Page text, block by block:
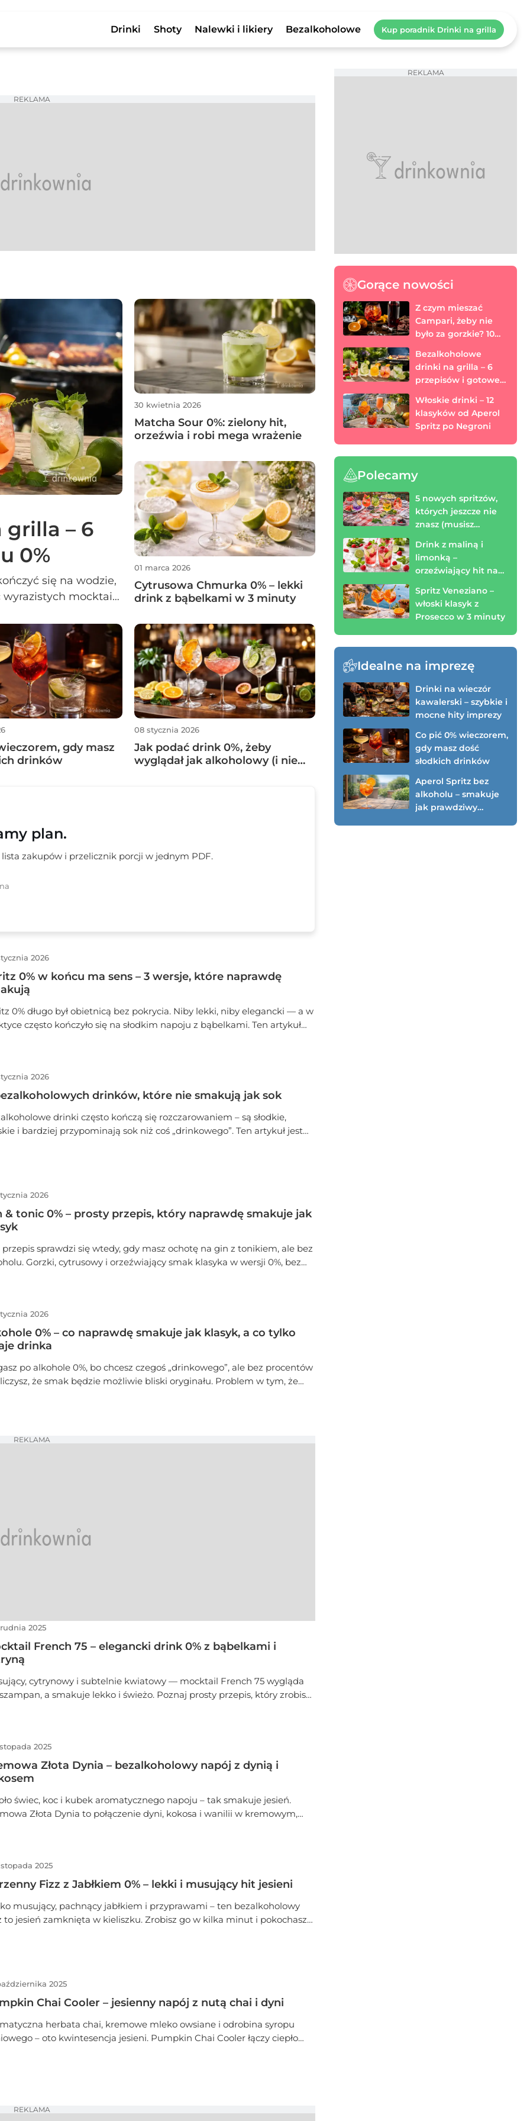
Drinki Shoty Nalewki i likiery Bezalkoholowe Kup poradnik Drinki na grilla
REKLAMA
– 6
0%
się na wodzie,
wyrazistych mocktaili,
też gotowe menu
30 kwietnia 2026
Matcha Sour 0%: zielony hit,
orzeźwia i robi mega wrażenie
01 marca 2026
Cytrusowa Chmurka 0% – lekki
drink z bąbelkami w 3 minuty
gdy masz
drinków
08 stycznia 2026
Jak podać drink 0%, żeby
wyglądał jak alkoholowy (i nie
plan.
zakupów i przelicznik porcji w jednym PDF.
2026
0% w końcu ma sens – 3 wersje, które naprawdę
0% długo był obietnicą bez pokrycia. Niby lekki, niby elegancki — a w
często kończyło się na słodkim napoju z bąbelkami. Ten artykuł
bez testowania „na ślepo”.
2026
drinków, które nie smakują jak sok
drinki często kończą się rozczarowaniem – są słodkie,
i bardziej przypominają sok niż coś „drinkowego”. Ten artykuł jest
2026
& tonic 0% – prosty przepis, który naprawdę smakuje jak
przepis sprawdzi się wtedy, gdy masz ochotę na gin z tonikiem, ale bez
Gorzki, cytrusowy i orzeźwiający smak klasyka w wersji 0%, bez
2026
0% – co naprawdę smakuje jak klasyk, a co tylko
drinka
po alkohole 0%, bo chcesz czegoś „drinkowego”, ale bez procentów
że smak będzie możliwie bliski oryginału. Problem w tym, że
REKLAMA
2025
French 75 – elegancki drink 0% z bąbelkami i
cytrynowy i subtelnie kwiatowy — mocktail French 75 wygląda
a smakuje lekko i świeżo. Poznaj prosty przepis, który zrobisz
2025
Złota Dynia – bezalkoholowy napój z dynią i
świec, koc i kubek aromatycznego napoju – tak smakuje jesień.
Złota Dynia to połączenie dyni, kokosa i wanilii w kremowym,
2025
Fizz z Jabłkiem 0% – lekki i musujący hit jesieni
musujący, pachnący jabłkiem i przyprawami – ten bezalkoholowy
to jesień zamknięta w kieliszku. Zrobisz go w kilka minut i pokochasz
2025
Chai Cooler – jesienny napój z nutą chai i dyni
herbata chai, kremowe mleko owsiane i odrobina syropu
– oto kwintesencja jesieni. Pumpkin Chai Cooler łączy ciepło
REKLAMA
REKLAMA
Gorące nowości
Z czym mieszać
Campari, żeby nie
było za gorzkie? 10
Bezalkoholowe
drinki na grilla – 6
przepisów i gotowe
Włoskie drinki – 12
klasyków od Aperol
Spritz po Negroni
Polecamy
5 nowych spritzów,
których jeszcze nie
znasz (musisz
Drink z maliną i
limonką –
orzeźwiający hit na
minuty)
Spritz Veneziano –
włoski klasyk z
Prosecco w 3 minuty
Idealne na imprezę
Drinki na wieczór
kawalerski – szybkie i
mocne hity imprezy
Co pić 0% wieczorem,
gdy masz dość
słodkich drinków
Aperol Spritz bez
alkoholu – smakuje
jak prawdziwy